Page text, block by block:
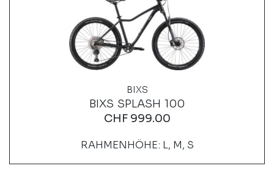
BIXS
BIXS SPLASH 100
CHF999.00
RAHMENHÖHE: L, M, S